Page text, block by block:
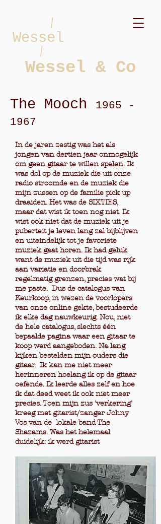
/
Wessel
/
Wessel & Co
The Mooch
1965 -
1967
In de jaren zestig was het als
jongen van dertien jaar onmogelijk
om geen gitaar te willen spelen. Ik
was dol op de muziek die uit onze
radio stroomde en de muziek die
mijn zussen op de familie pick up
draaiden. Het was de SIXTIES,
maar dat wist ik toen nog niet. Ik
wist ook niet dat de muziek uit je
puberteit je leven lang zal bijblijven
en uiteindelijk tot je favoriete
muziek gaat horen. Ik had geluk
want de muziek uit die tijd was rijk
aan variatie en doorbrak
regelmatig grenzen, precies wat bij
me paste. Dus de catalogus van
Keurkoop, in wezen de voorlopers
van onze online gekte, bestudeerde
ik elke dag nauwkeurig. Nou, niet
de hele catalogus, slechts één
bepaalde pagina waar een gitaar te
koop werd aangeboden. Na lang
kijken bestelden mijn ouders die
gitaar. Ik kan me niet meer
herinneren hoelang ik op de gitaar
oefende. Ik leerde alles zelf en hoe
ik dat deed weet ik ook niet meer
precies. Toen mijn zus 'verkering'
kreeg met gitarist/zanger Johny
Vos van de lokale band The
Shazams. Was het helemaal
duidelijk: ik werd gitarist